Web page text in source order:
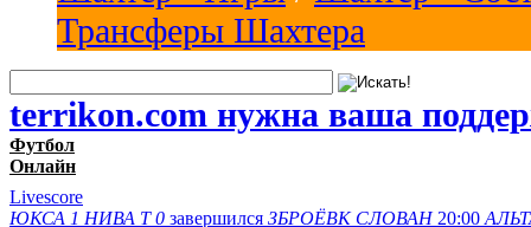
Трансферы Шахтера
terrikon.com нужна ваша
Футбол
Онлайн
Livescore
ЮКСА 1 НИВА Т 0 завершился ЗБРОЁВК СЛОВАН 20:00